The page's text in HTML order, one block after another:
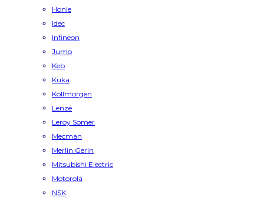
Honle
Idec
Infineon
Jumo
Keb
Kuka
Kollmorgen
Lenze
Leroy Somer
Mecman
Merlin Gerin
Mitsubishi Electric
Motorola
NSK